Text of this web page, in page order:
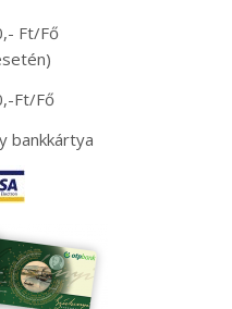
Ft/Fő
Fő
bankkártya